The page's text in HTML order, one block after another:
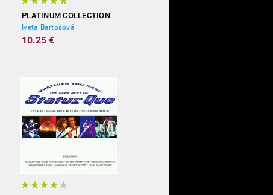
PLATINUM COLLECTION
Iveta Bartošová
10.25 €